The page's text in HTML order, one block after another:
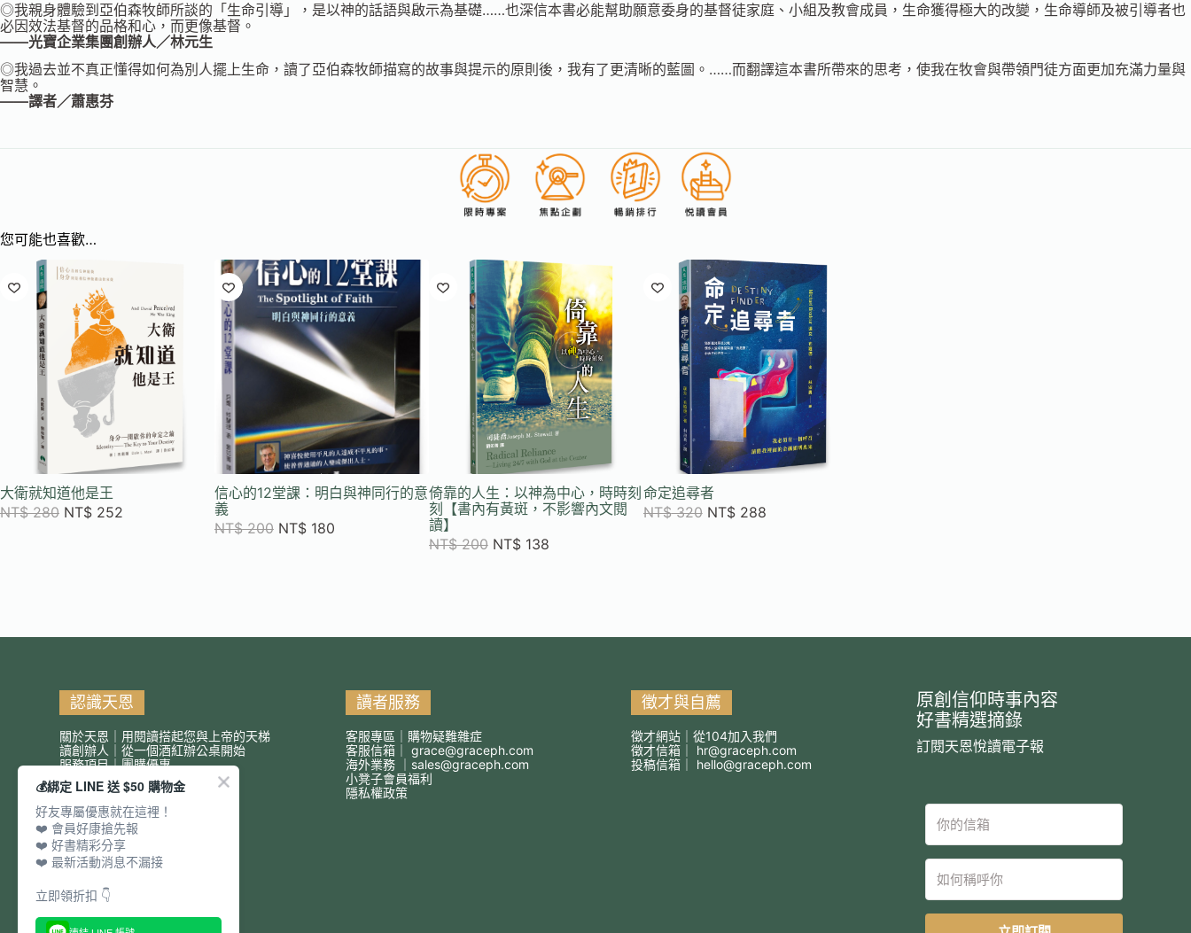
◎我親身體驗到亞伯森牧師所談的「生命引導」，是以神的話語與啟示為基礎……也深信本書必能幫助願意委身的基督徒家庭、小組及教會成員，生命獲得極大的改變，生命導師及被引導者也
必因效法基督的品格和心，而更像基督。
——光寶企業集團創辦人／林元生
◎我過去並不真正懂得如何為別人擺上生命，讀了亞伯森牧師描寫的故事與提示的原則後，我有了更清晰的藍圖。……而翻譯這本書所帶來的思考，使我在牧會與帶領門徒方面更加充滿力量與
智慧。
——譯者／蕭惠芬
您可能也喜歡…
大衛就知道他是王
NT$280 NT$ 252
信心的12堂課：明白與神同行的意
義
NT$200 NT$180
倚靠的人生：以神為中心，時時刻
刻【書內有黃斑，不影響內文閱
讀】
NT$200 NT$138
命定追尋者
NT$320 NT$288
認識天恩
關於天恩｜用閱讀搭起您與上帝的天梯
讀創辦人｜從一個酒紅辦公桌開始
服務項目｜團購優惠
讀者服務
客服專區｜購物疑難雜症
客服信箱｜ grace@graceph.com
海外業務 ｜ sales@graceph.com
小凳子會員福利
隱私權政策
徵才與自薦
徵才網站｜從104加入我們
徵才信箱｜ hr@graceph.com
投稿信箱｜ hello@graceph.com
原創信仰時事內容
好書精選摘錄
訂閱天恩悅讀電子報
💰綁定 LINE 送 $50 購物金
好友專屬優惠就在這裡！
❤️ 會員好康搶先報
❤️ 好書精彩分享
❤️ 最新活動消息不漏接
立即領折扣 👇